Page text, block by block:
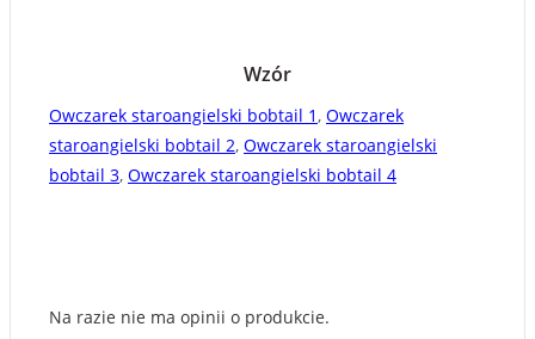
Wzór
Owczarek staroangielski bobtail 1, Owczarek
staroangielski bobtail 2, Owczarek staroangielski
bobtail 3, Owczarek staroangielski bobtail 4
Na razie nie ma opinii o produkcie.